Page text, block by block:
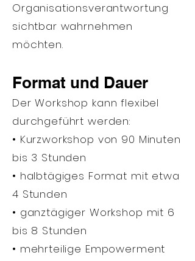
Organisationsverantwortung
sichtbar wahrnehmen
möchten.
Format und Dauer
Der Workshop kann flexibel
durchgeführt werden:
• Kurzworkshop von 90 Minuten
bis 3 Stunden
• halbtägiges Format mit etwa
4 Stunden
• ganztägiger Workshop mit 6
bis 8 Stunden
• mehrteilige Empowerment